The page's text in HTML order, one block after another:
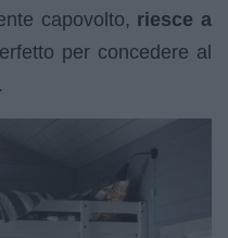
capovolto, riesce a
per concedere al